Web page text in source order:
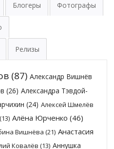
Блогеры Фотографы
Релизы
(87) Александр Вишнёв
(26) Александра Тэвдой-
(24) Алексей Шмелёв
(13) Алёна Юрченко (46)
Вишнёва (21) Анастасия
Ковалёв (13) Аннушка